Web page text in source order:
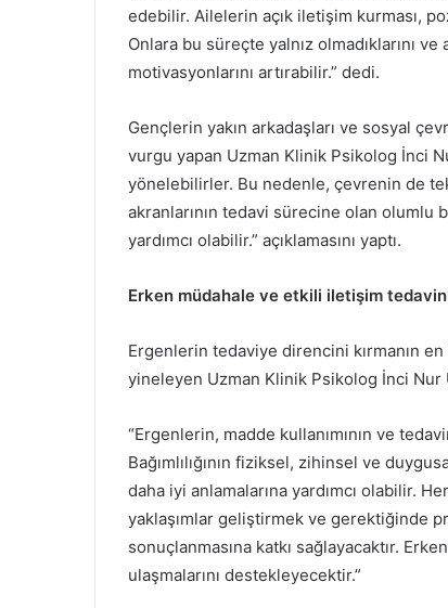
edebilir. Ailelerin açık iletişim kurması,
Onlara bu süreçte yalnız olmadıklarını
motivasyonlarını artırabilir.” dedi.
Gençlerin yakın arkadaşları ve sosyal
vurgu yapan Uzman Klinik Psikolog İnci
yönelebilirler. Bu nedenle, çevrenin de
akranlarının tedavi sürecine olan olumlu
yardımcı olabilir.” açıklamasını yaptı.
Erken müdahale ve etkili iletişim
Ergenlerin tedaviye direncini kırmanın
yineleyen Uzman Klinik Psikolog İnci Nur
“Ergenlerin, madde kullanımının ve
Bağımlılığının fiziksel, zihinsel ve
daha iyi anlamalarına yardımcı olabilir.
yaklaşımlar geliştirmek ve gerektiğinde
sonuçlanmasına katkı sağlayacaktır.
ulaşmalarını destekleyecektir.”